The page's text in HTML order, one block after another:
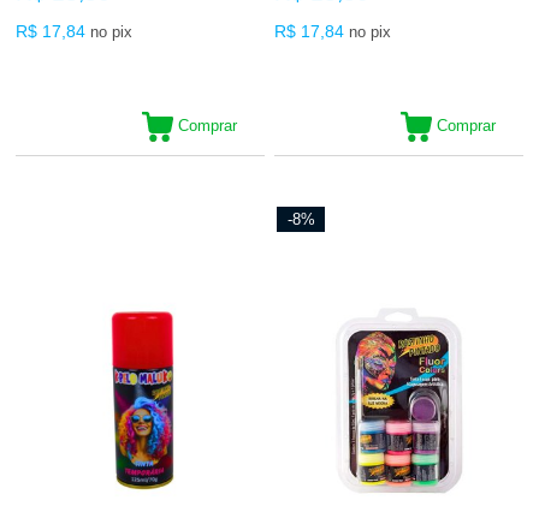
R$ 17,84 no pix
Comprar
R$ 17,84 no pix
Comprar
-8%